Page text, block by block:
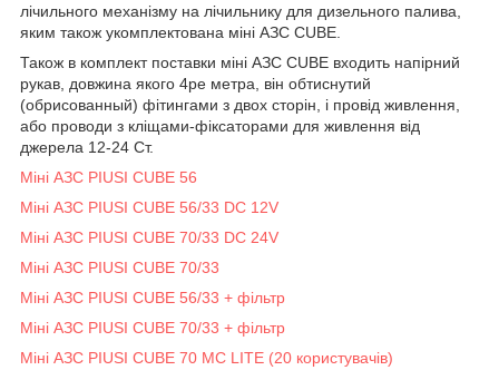
лічильного механізму на лічильнику для дизельного палива,
яким також укомплектована міні АЗС CUBE.
Також в комплект поставки міні АЗС CUBE входить напірний
рукав, довжина якого 4ре метра, він обтиснутий
(обрисованный) фітингами з двох сторін, і провід живлення,
або проводи з кліщами-фіксаторами для живлення від
джерела 12-24 Ст.
Міні АЗС PIUSI CUBE 56
Міні АЗС PIUSI CUBE 56/33 DC 12V
Міні АЗС PIUSI CUBE 70/33 DC 24V
Міні АЗС PIUSI CUBE 70/33
Міні АЗС PIUSI CUBE 56/33 + фільтр
Міні АЗС PIUSI CUBE 70/33 + фільтр
Міні АЗС PIUSI CUBE 70 MC LITE (20 користувачів)